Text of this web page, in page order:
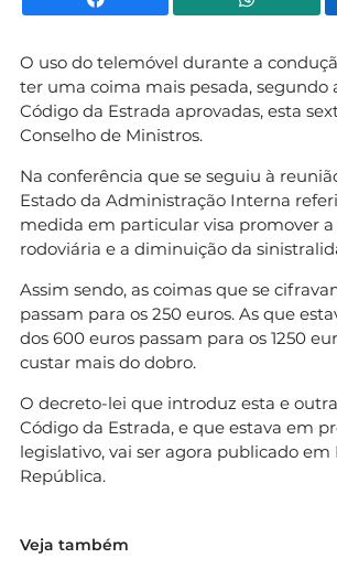
O uso do telemóvel durante a
ter uma coima mais pesada, segundo
Código da Estrada aprovadas, esta
Conselho de Ministros.
Na conferência que se seguiu à
Estado da Administração Interna
medida em particular visa promover a
rodoviária e a diminuição da
Assim sendo, as coimas que se
passam para os 250 euros. As que
dos 600 euros passam para os 1250
custar mais do dobro.
O decreto-lei que introduz esta e
Código da Estrada, e que estava em
legislativo, vai ser agora publicado em
República.
Veja também